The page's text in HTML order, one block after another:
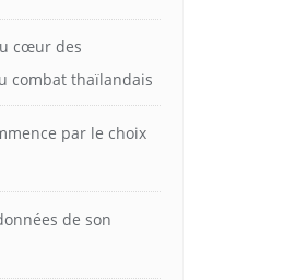
cœur des
combat thaïlandais
par le choix
de son